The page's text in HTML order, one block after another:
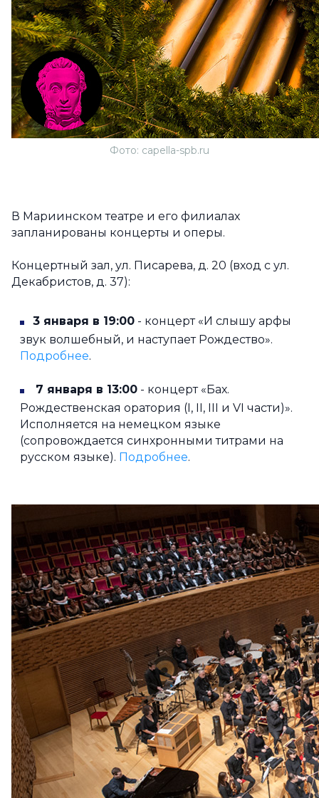
Фото: capella-spb.ru
В Мариинском театре и его филиалах
запланированы концерты и оперы.
Концертный зал, ул. Писарева, д. 20 (вход с ул.
Декабристов, д. 37):
3 января в 19:00 - концерт «И слышу арфы
звук волшебный, и наступает Рождество».
Подробнее.
7 января в 13:00 - концерт «Бах.
Рождественская оратория (I, II, III и VI части)».
Исполняется на немецком языке
(сопровождается синхронными титрами на
русском языке). Подробнее.